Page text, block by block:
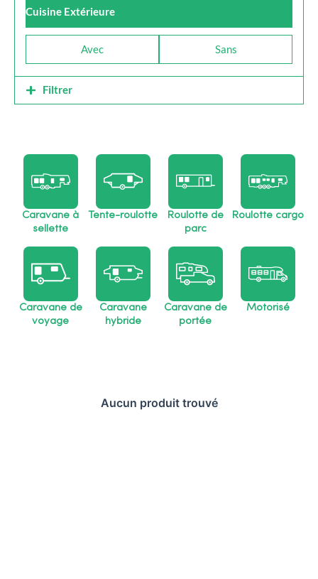
Cuisine Extérieure
Avec Sans
Filtrer
Caravane à
sellette
Tente-roulotte
Roulotte de
parc
Roulotte cargo
Caravane de
voyage
Caravane
hybride
Caravane de
portée
Motorisé
Aucun produit trouvé